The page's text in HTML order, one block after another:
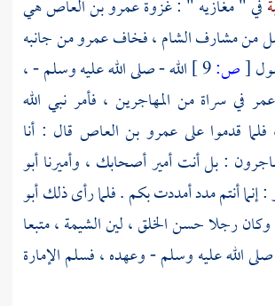
في " مغازيه " : غزوةعمرو بن العاصهي
من مشارفالشام ،فخافعمرومن جانبه
[ص:
الله - صلى الله عليه وسلم - ،
في سراة من المهاجرين ، فأمر نبي الله
فلما قدموا علىعمرو بن العاص قال : أنا
: بل أنت أمير أصحابك ، وأميرناأبو
: إنما أنتم مدد أمددت بكم . فلما رأى ذلكأبو
وكان رجلا حسن الخلق ، لين الشيمة ، متبعا
الله عليه وسلم - وعهده ، فسلم الإمارة